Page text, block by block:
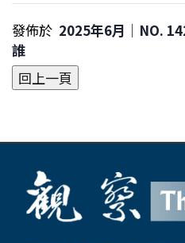
發佈於 2025年6月｜NO.
誰